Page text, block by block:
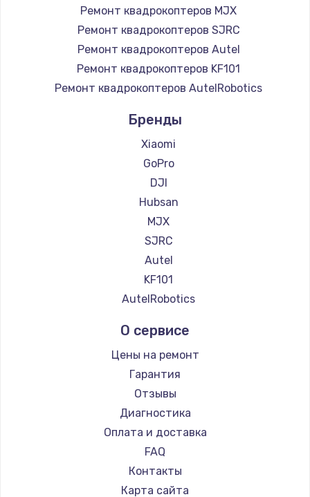
Заказать
Заказать
Замена платы сенсора
900 руб.
Заказать
Замена регулятора режимов конфорки
900 руб.
Заказать
Замена сенсорного датчика
Замена сигнальной лампы
1200 руб.
Заказать
Замена системной платы
1500 руб.
Заказать
Ремонт квадрокоптеров MJX
Ремонт квадрокоптеров SJRC
Ремонт квадрокоптеров Autel
Ремонт квадрокоптеров KF101
Ремонт квадрокоптеров AutelRobotics
Бренды
Xiaomi
GoPro
DJI
Hubsan
MJX
SJRC
Autel
KF101
AutelRobotics
О сервисе
Цены на ремонт
Гарантия
Отзывы
Диагностика
Оплата и доставка
FAQ
Контакты
Карта сайта